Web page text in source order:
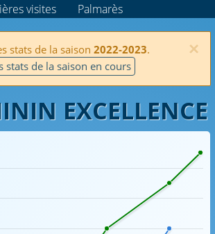
visites Palmarès
×
stats de la saison 2022-2023.
stats de la saison en cours
EXCELLENCE